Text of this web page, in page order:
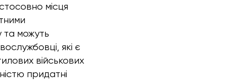
місця
та можуть
які є
військових
придатні